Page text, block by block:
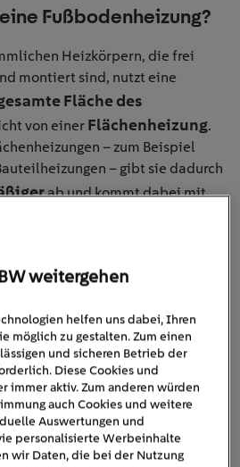
Fußbodenheizung?
Heizkörpern, die frei
montiert sind, nutzt eine
Fläche des
von einer Flächenheizung.
– zum Beispiel
– gibt sie dadurch
ab und kommt dabei mit
Fußbodenheizung gibt
weitergehen
helfen uns dabei, Ihren
möglich zu gestalten. Zum einen
und sicheren Betrieb der
Diese Cookies und
immer aktiv. Zum anderen würden
auch Cookies und weitere
Auswertungen und
personalisierte Werbeinhalte
wir Daten, die bei der Nutzung